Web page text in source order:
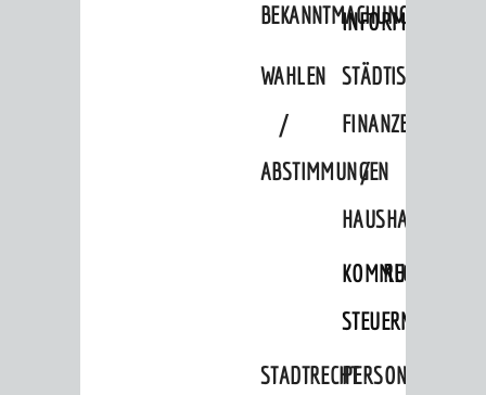
BEKANNTMACHUNGEN
WAHLEN
/
ABSTIMMUNGEN
STÄDTISCHE
FINANZEN
/
HAUSHALT
KOMMUNALE
STEUERN
STADTRECHTPERSONALRAT